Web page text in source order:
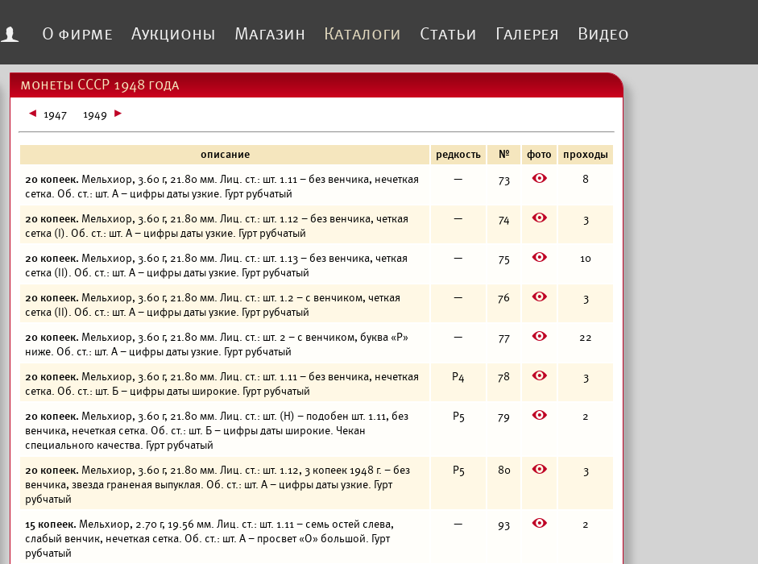
f О фирме Аукционы Магазин Каталоги Статьи Галерея Видео
монеты СССР 1948 года
1947 1949
описание редкость № фото
проходы
20 копеек. Мельхиор, 3.60 г, 21.80 мм. Лиц. ст.: шт. 1.11 – без венчика, нечеткая
сетка. Об. ст.: шт. А – цифры даты узкие. Гурт рубчатый
— 73 E 8
20 копеек. Мельхиор, 3.60 г, 21.80 мм. Лиц. ст.: шт. 1.12 – без венчика, четкая
сетка (I). Об. ст.: шт. А – цифры даты узкие. Гурт рубчатый
— 74 E 3
20 копеек. Мельхиор, 3.60 г, 21.80 мм. Лиц. ст.: шт. 1.13 – без венчика, четкая
сетка (II). Об. ст.: шт. А – цифры даты узкие. Гурт рубчатый
— 75 E 10
20 копеек. Мельхиор, 3.60 г, 21.80 мм. Лиц. ст.: шт. 1.2 – с венчиком, четкая
сетка (II). Об. ст.: шт. А – цифры даты узкие. Гурт рубчатый
— 76 E 3
20 копеек. Мельхиор, 3.60 г, 21.80 мм. Лиц. ст.: шт. 2 – с венчиком, буква «Р»
ниже. Об. ст.: шт. А – цифры даты узкие. Гурт рубчатый
— 77 E 22
20 копеек. Мельхиор, 3.60 г, 21.80 мм. Лиц. ст.: шт. 1.11 – без венчика, нечеткая
сетка. Об. ст.: шт. Б – цифры даты широкие. Гурт рубчатый
Р4 78 E 3
20 копеек. Мельхиор, 3.60 г, 21.80 мм. Лиц. ст.: шт. (Н) – подобен шт. 1.11, без
венчика, нечеткая сетка. Об. ст.: шт. Б – цифры даты широкие. Чекан
специального качества. Гурт рубчатый
Р5 79 E 2
20 копеек. Мельхиор, 3.60 г, 21.80 мм. Лиц. ст.: шт. 1.12, 3 копеек 1948 г. – без
венчика, звезда граненая выпуклая. Об. ст.: шт. А – цифры даты узкие. Гурт
рубчатый
Р5 80 E 3
15 копеек. Мельхиор, 2.70 г, 19.56 мм. Лиц. ст.: шт. 1.11 – семь остей слева,
слабый венчик, нечеткая сетка. Об. ст.: шт. А – просвет «О» большой. Гурт
рубчатый
— 93 E 2